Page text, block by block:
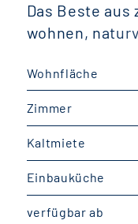
Das Beste
wohnen,
Wohnfläche
Zimmer
Kaltmiete
Einbauküche
verfügbar ab